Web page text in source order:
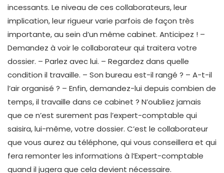
incessants. Le niveau de ces collaborateurs, leur
implication, leur rigueur varie parfois de façon très
importante, au sein d’un même cabinet. Anticipez ! –
Demandez à voir le collaborateur qui traitera votre
dossier. – Parlez avec lui. – Regardez dans quelle
condition il travaille. – Son bureau est-il rangé ? – A-t-il
l’air organisé ? – Enfin, demandez-lui depuis combien de
temps, il travaille dans ce cabinet ? N’oubliez jamais
que ce n’est surement pas l’expert-comptable qui
saisira, lui-même, votre dossier. C’est le collaborateur
que vous aurez au téléphone, qui vous conseillera et qui
fera remonter les informations à l’Expert-comptable
quand il jugera que cela devient nécessaire.